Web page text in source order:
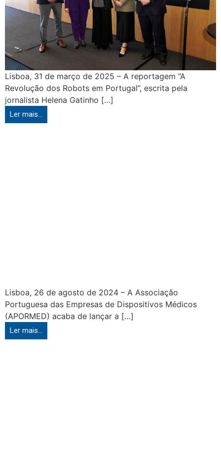
Lisboa, 31 de março de 2025 – A reportagem “A
Revolução dos Robots em Portugal”, escrita pela
jornalista Helena Gatinho […]
Ler mais...
Lisboa, 26 de agosto de 2024 – A Associação
Portuguesa das Empresas de Dispositivos Médicos
(APORMED) acaba de lançar a […]
Ler mais...